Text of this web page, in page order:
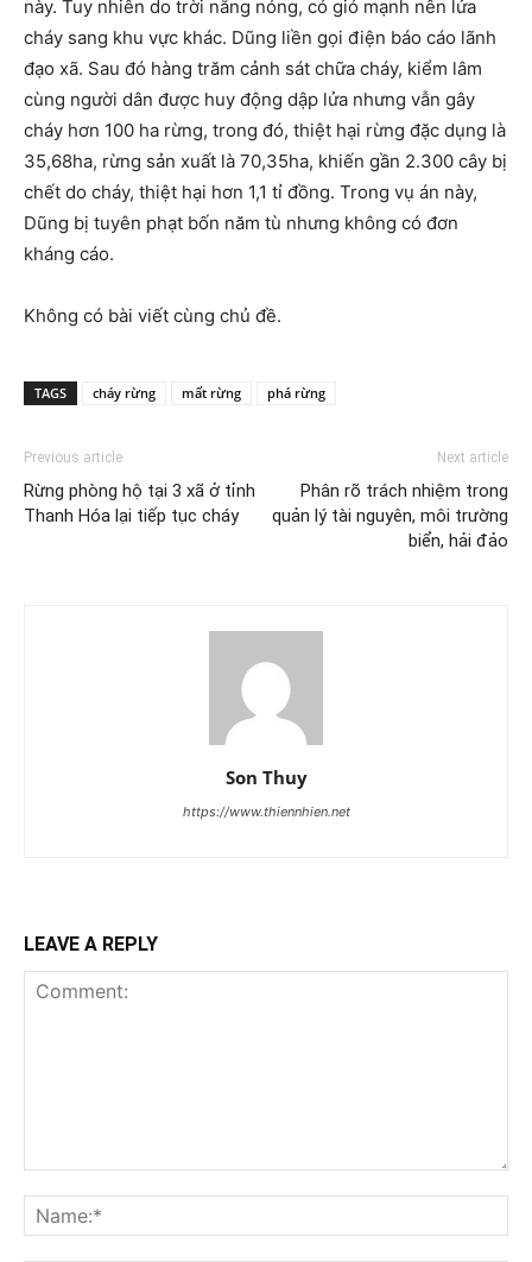
này. Tuy nhiên do trời nắng nóng, có gió mạnh nên lửa
cháy sang khu vực khác. Dũng liền gọi điện báo cáo lãnh
đạo xã. Sau đó hàng trăm cảnh sát chữa cháy, kiểm lâm
cùng người dân được huy động dập lửa nhưng vẫn gây
cháy hơn 100 ha rừng, trong đó, thiệt hại rừng đặc dụng là
35,68ha, rừng sản xuất là 70,35ha, khiến gần 2.300 cây bị
chết do cháy, thiệt hại hơn 1,1 tỉ đồng. Trong vụ án này,
Dũng bị tuyên phạt bốn năm tù nhưng không có đơn
kháng cáo.
Không có bài viết cùng chủ đề.
TAGS cháy rừng mất rừng phá rừng
Previous article
Rừng phòng hộ tại 3 xã ở tỉnh
Thanh Hóa lại tiếp tục cháy
Next article
Phân rõ trách nhiệm trong
quản lý tài nguyên, môi trường
biển, hải đảo
Son Thuy
https://www.thiennhien.net
LEAVE A REPLY